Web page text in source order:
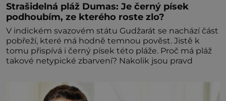
Strašidelná pláž Dumas: Je černý písek
podhoubím, ze kterého roste zlo?
V indickém svazovém státu Gudžarát se nachází část
pobřeží, které má hodně temnou pověst. Jistě k
tomu přispívá i černý písek této pláže. Proč má pláž
takové netypické zbarvení? Nakolik jsou pravd